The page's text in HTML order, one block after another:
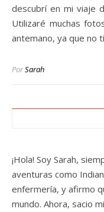
descubrí en mi viaje
Utilizaré muchas
antemano, ya que no
PorSarah
¡Hola! Soy Sarah,
aventuras como
enfermería, y afirmo
mundo. Ahora, sacio